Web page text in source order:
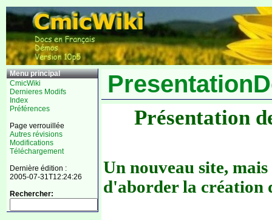
Menu principal
CmicWiki
Dernieres Modifs
Index
Préférences
Page verrouillée
Autres révisions
Modifications
Téléchargement
Dernière édition :
2005-07-31T12:24:26
Rechercher:
Présentation
Un nouveau site,
d'aborder la création